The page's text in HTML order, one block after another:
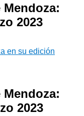
2023
en su edición
2023